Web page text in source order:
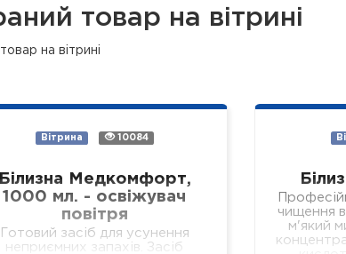
товар на вітрині
на вітрині
Вітрина 10084
Білизна Медкомфорт,
1000 мл. - освіжувач
повітря
Готовий засіб для усунення
неприємних запахів. Засіб
чищення
м'який